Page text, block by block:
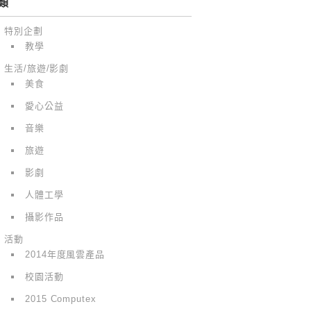
特別企劃
教學
生活/旅遊/影劇
美食
愛心公益
音樂
旅遊
影劇
人體工學
攝影作品
活動
2014年度風雲產品
校園活動
2015 Computex